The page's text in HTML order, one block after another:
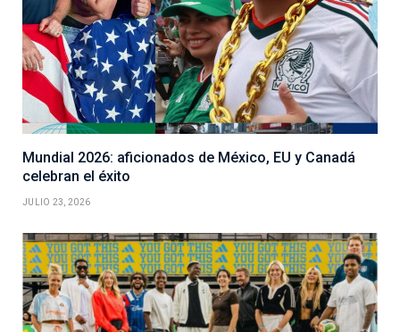
Mundial 2026: aficionados de México, EU y Canadá
celebran el éxito
JULIO 23, 2026